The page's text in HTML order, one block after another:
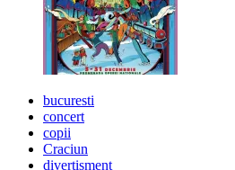
bucuresti
concert
copii
Craciun
divertisment